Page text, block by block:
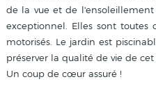
de la vue et de
exceptionnel. Elles sont toutes
motorisés. Le jardin est
préserver la qualité de vie de
Un coup de cœur assuré !